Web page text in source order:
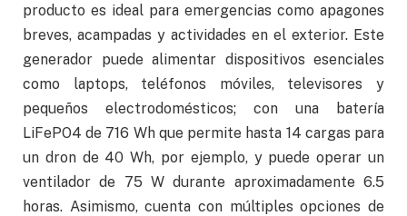
producto es ideal para emergencias como apagones
breves, acampadas y actividades en el exterior. Este
generador puede alimentar dispositivos esenciales
como laptops, teléfonos móviles, televisores y
pequeños electrodomésticos; con una batería
LiFePO4 de 716 Wh que permite hasta 14 cargas para
un dron de 40 Wh, por ejemplo, y puede operar un
ventilador de 75 W durante aproximadamente 6.5
horas. Asimismo, cuenta con múltiples opciones de